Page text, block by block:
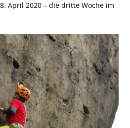
April 2020 – die dritte Woche im